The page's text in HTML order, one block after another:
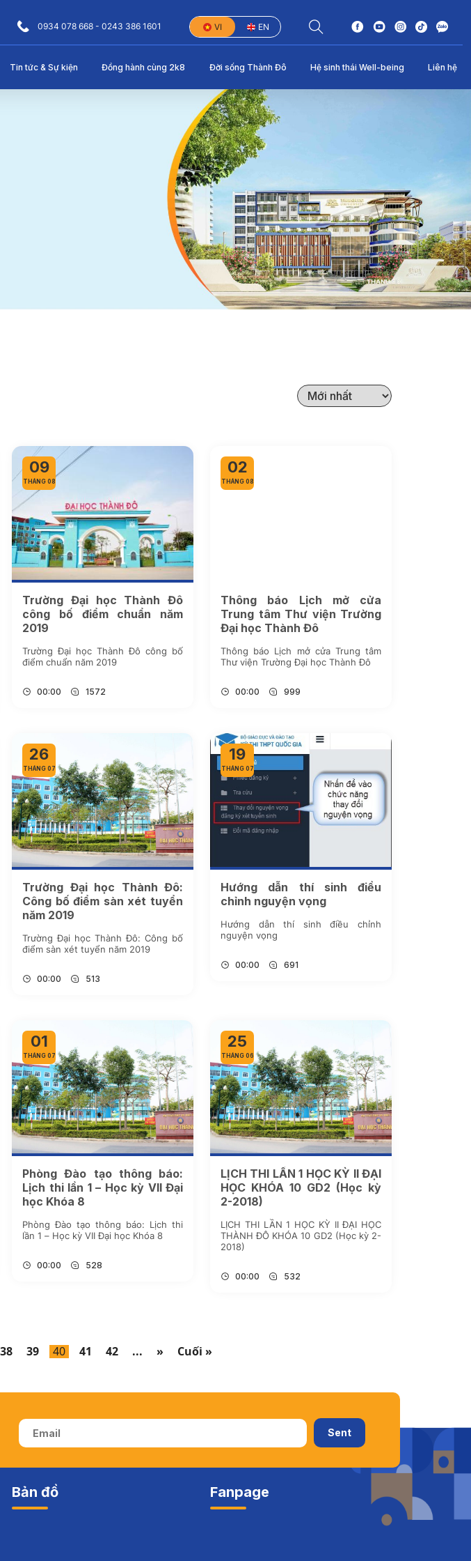
0934 078 668 - 0243 386 1601 VI EN
Tin tức & Sự kiện Đồng hành cùng 2k8 Đời sống Thành Đô Hệ sinh thái Well-being Liên hệ
09
THÁNG 08
Trường Đại học Thành Đô
công bố điểm chuẩn năm
2019
Trường Đại học Thành Đô công bố
điểm chuẩn năm 2019
00:00 1572
02
THÁNG 08
Thông báo Lịch mở cửa
Trung tâm Thư viện Trường
Đại học Thành Đô
Thông báo Lịch mở cửa Trung tâm
Thư viện Trường Đại học Thành Đô
00:00 999
26
THÁNG 07
Trường Đại học Thành Đô:
Công bố điểm sàn xét tuyển
năm 2019
Trường Đại học Thành Đô: Công bố
điểm sàn xét tuyển năm 2019
00:00 513
19
THÁNG 07
Hướng dẫn thí sinh điều
chỉnh nguyện vọng
Hướng dẫn thí sinh điều chỉnh
nguyện vọng
00:00 691
01
THÁNG 07
Phòng Đào tạo thông báo:
Lịch thi lần 1 – Học kỳ VII Đại
học Khóa 8
Phòng Đào tạo thông báo: Lịch thi
lần 1 – Học kỳ VII Đại học Khóa 8
00:00 528
25
THÁNG 06
LỊCH THI LẦN 1 HỌC KỲ II ĐẠI
HỌC KHÓA 10 GD2 (Học kỳ
2-2018)
LỊCH THI LẦN 1 HỌC KỲ II ĐẠI HỌC
THÀNH ĐÔ KHÓA 10 GD2 (Học kỳ 2-
2018)
00:00 532
38 39 40 41 42 ... » Cuối »
Bản đồ Fanpage